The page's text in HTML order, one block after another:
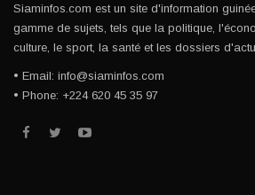
Siaminfos.com est un site d'information
gamme de sujets, tels que la politique,
culture, le sport, la santé et les dossiers
• Email: info@siaminfos.com
• Phone: +224 620 45 35 97